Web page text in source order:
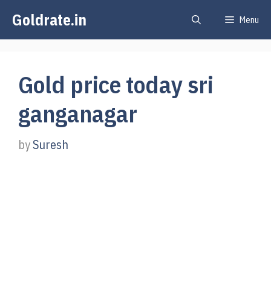
content
Goldrate.in Menu
Gold price today sri
ganganagar
bySuresh